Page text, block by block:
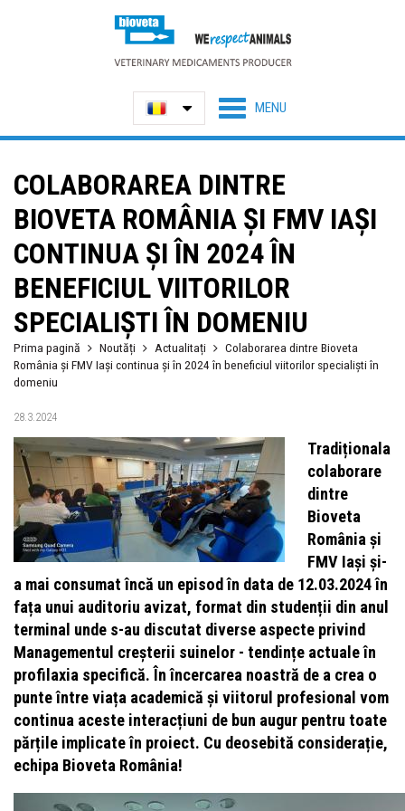
COLABORAREA DINTRE
BIOVETA ROMÂNIA ȘI FMV IAȘI
CONTINUA ȘI ÎN 2024 ÎN
BENEFICIUL VIITORILOR
SPECIALIȘTI ÎN DOMENIU
Prima pagină Noutăți Actualitați
Colaborarea dintre Bioveta
România și FMV Iași continua și în 2024 în beneficiul viitorilor specialiști în
domeniu
28.3.2024
Tradiționala
colaborare
dintre
Bioveta
România și
FMV Iași și-
a mai consumat încă un episod în data de 12.03.2024 în
fața unui auditoriu avizat, format din studenții din anul
terminal unde s-au discutat diverse aspecte privind
Managementul creșterii suinelor - tendințe actuale în
profilaxia specifică. În încercarea noastră de a crea o
punte între viața academică și viitorul profesional vom
continua aceste interacțiuni de bun augur pentru toate
părțile implicate în proiect. Cu deosebită considerație,
echipa Bioveta România!